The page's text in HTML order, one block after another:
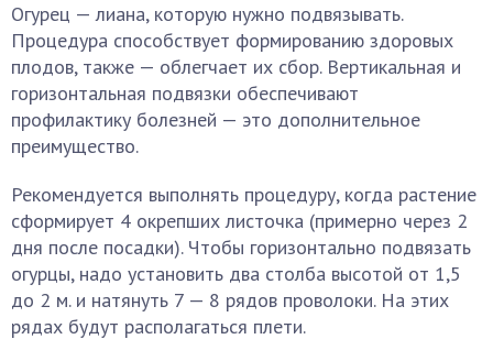
Огурец — лиана, которую нужно подвязывать.
Процедура способствует формированию здоровых
плодов, также — облегчает их сбор. Вертикальная и
горизонтальная подвязки обеспечивают
профилактику болезней — это дополнительное
преимущество.
Рекомендуется выполнять процедуру, когда растение
сформирует 4 окрепших листочка (примерно через 2
дня после посадки). Чтобы горизонтально подвязать
огурцы, надо установить два столба высотой от 1,5
до 2 м. и натянуть 7 — 8 рядов проволоки. На этих
рядах будут располагаться плети.